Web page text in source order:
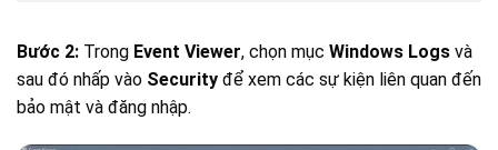
Bước 2: Trong Event Viewer, chọn mục Windows Logs và
sau đó nhấp vào Security để xem các sự kiện liên quan đến
bảo mật và đăng nhập.